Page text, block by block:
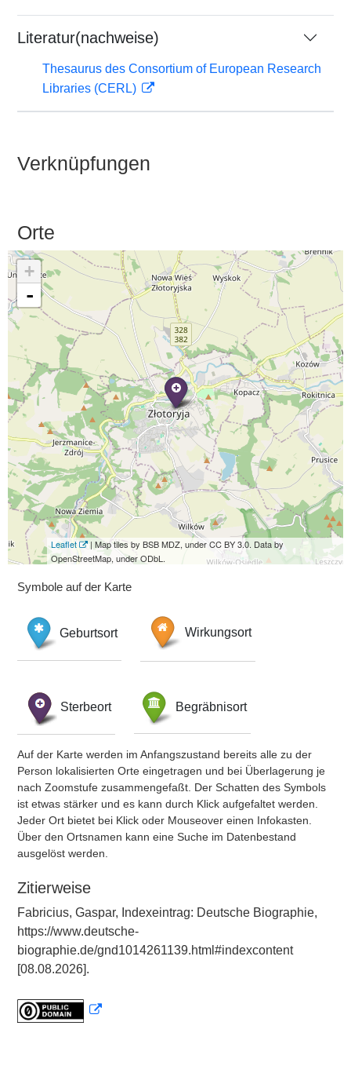
Literatur(nachweise)
Thesaurus des Consortium of European Research
Libraries (CERL)
Verknüpfungen
Orte
+
-
Leaflet
| Map tiles by BSB MDZ, under CC BY 3.0. Data by
OpenStreetMap, under ODbL.
Symbole auf der Karte
Geburtsort Wirkungsort
Sterbeort Begräbnisort
Auf der Karte werden im Anfangszustand bereits alle zu der
Person lokalisierten Orte eingetragen und bei Überlagerung je
nach Zoomstufe zusammengefaßt. Der Schatten des Symbols
ist etwas stärker und es kann durch Klick aufgefaltet werden.
Jeder Ort bietet bei Klick oder Mouseover einen Infokasten.
Über den Ortsnamen kann eine Suche im Datenbestand
ausgelöst werden.
Zitierweise
Fabricius, Gaspar, Indexeintrag: Deutsche Biographie,
https://www.deutsche-
biographie.de/gnd1014261139.html#indexcontent
[08.08.2026].